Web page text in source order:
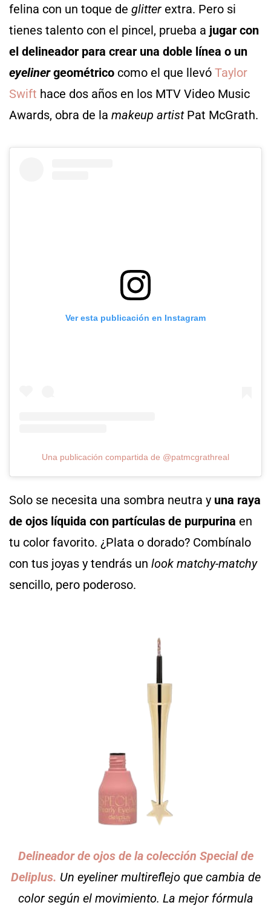
felina con un toque de glitter extra. Pero si
tienes talento con el pincel, prueba a jugar con
el delineador para crear una doble línea o un
eyelinergeométrico como el que llevó Taylor
Swift hace dos años en los MTV Video Music
Awards, obra de la makeup artistPat McGrath.
Ver esta publicación en Instagram
Una publicación compartida de @patmcgrathreal
Solo se necesita una sombra neutra y una raya
de ojos líquida con partículas de purpurina en
tu color favorito. ¿Plata o dorado? Combínalo
con tus joyas y tendrás un look matchy-matchy
sencillo, pero poderoso.
Delineador de ojos de la colección Special de
Deliplus. Un eyeliner multireflejo que cambia de
color según el movimiento. La mejor fórmula